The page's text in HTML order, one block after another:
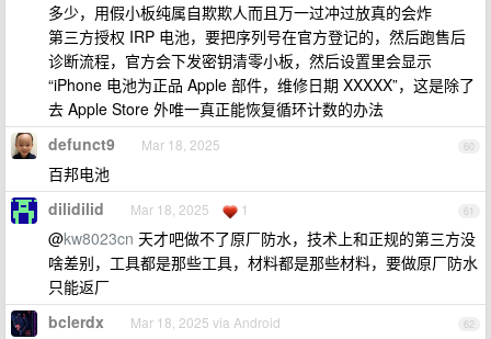
多少，用假小板纯属自欺欺人而且万一过冲过放真的会炸
第三方授权 IRP 电池，要把序列号在官方登记的，然后跑售后
诊断流程，官方会下发密钥清零小板，然后设置里会显示
“iPhone 电池为正品 Apple 部件，维修日期 XXXXX”，这是除了
去 Apple Store 外唯一真正能恢复循环计数的办法
60
defunct9 Mar 18, 2025
百邦电池
61
dilidilid Mar 18, 2025 1
@kw8023cn 天才吧做不了原厂防水，技术上和正规的第三方没
啥差别，工具都是那些工具，材料都是那些材料，要做原厂防水
只能返厂
62
bclerdx Mar 18, 2025 via Android